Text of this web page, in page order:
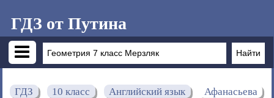
ГДЗ от Путина
ГДЗ 10 класс Английский язык Афанасьева